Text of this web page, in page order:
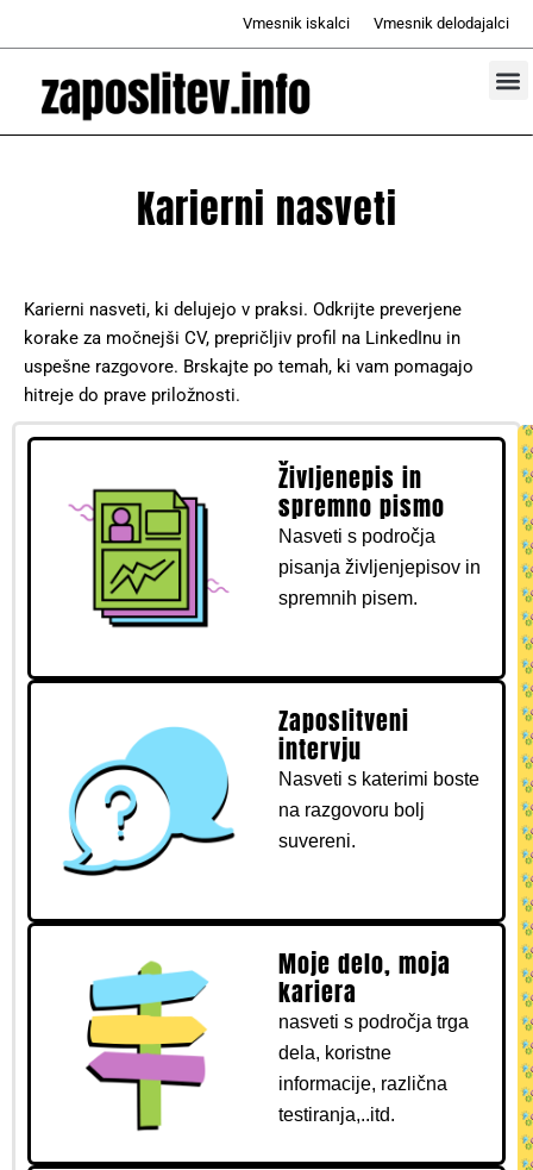
Vmesnik iskalci Vmesnik delodajalci
Karierni nasveti
Karierni nasveti, ki delujejo v praksi. Odkrijte preverjene
korake za močnejši CV, prepričljiv profil na LinkedInu in
uspešne razgovore. Brskajte po temah, ki vam pomagajo
hitreje do prave priložnosti.
Življenepis in
spremno pismo
Nasveti s področja
pisanja življenjepisov in
spremnih pisem.
Zaposlitveni
intervju
Nasveti s katerimi boste
na razgovoru bolj
suvereni.
Moje delo, moja
kariera
nasveti s področja trga
dela, koristne
informacije, različna
testiranja,..itd.